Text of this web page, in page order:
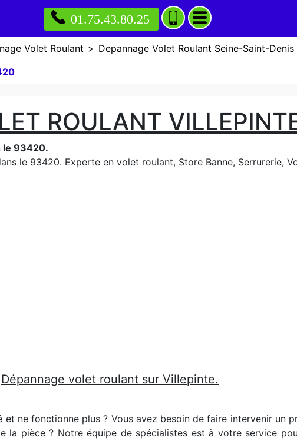
01.75.43.80.25
Volet Roulant > Depannage Volet Roulant Seine-Saint-Denis
ROULANT
le 93420.
le 93420. Experte en volet roulant, Store Banne, Serrurerie,
Dépannage volet roulant sur Villepinte.
ne fonctionne plus ? Vous avez besoin de faire intervenir un
la pièce ? Notre équipe de spécialistes est à votre service